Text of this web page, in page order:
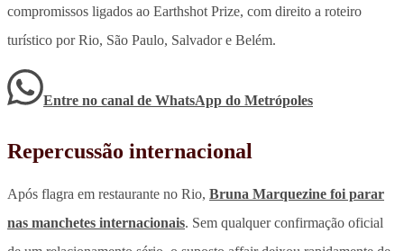
compromissos ligados ao Earthshot Prize, com direito a roteiro
turístico por Rio, São Paulo, Salvador e Belém.
Entre no canal de WhatsApp do Metrópoles
Repercussão internacional
Após flagra em restaurante no Rio, Bruna Marquezine foi parar
nas manchetes internacionais. Sem qualquer confirmação oficial